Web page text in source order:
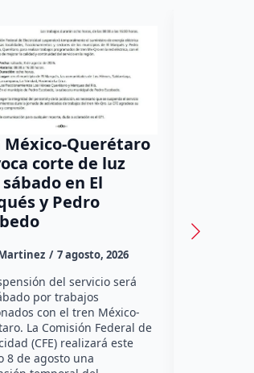
México-Querétaro
corte de luz
en El
y Pedro
7 agosto, 2026
del servicio será
por trabajos
con el tren México-
La Comisión Federal de
(CFE) realizará este
8 de agosto una
Habitantes